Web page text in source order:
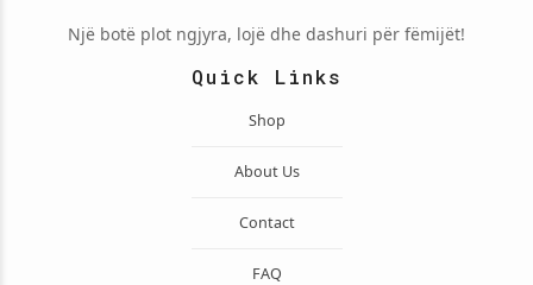
Një botë plot ngjyra, lojë dhe dashuri për fëmijët!
Quick Links
Shop
About Us
Contact
FAQ